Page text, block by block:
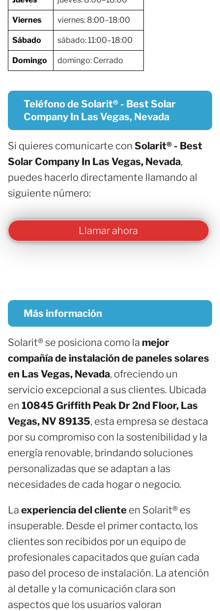
Viernes viernes: 8:00–18:00
Sábado sábado: 11:00–18:00
Domingo domingo: Cerrado
Teléfono de Solarit® - Best Solar
Company In Las Vegas, Nevada
Si quieres comunicarte con Solarit® - Best
Solar Company In Las Vegas, Nevada,
puedes hacerlo directamente llamando al
siguiente número:
Llamar ahora
Más información
Solarit® se posiciona como la mejor
compañía de instalación de paneles solares
en Las Vegas, Nevada, ofreciendo un
servicio excepcional a sus clientes. Ubicada
en 10845 Griffith Peak Dr 2nd Floor, Las
Vegas, NV 89135, esta empresa se destaca
por su compromiso con la sostenibilidad y la
energía renovable, brindando soluciones
personalizadas que se adaptan a las
necesidades de cada hogar o negocio.
La experiencia del cliente en Solarit® es
insuperable. Desde el primer contacto, los
clientes son recibidos por un equipo de
profesionales capacitados que guían cada
paso del proceso de instalación. La atención
al detalle y la comunicación clara son
aspectos que los usuarios valoran